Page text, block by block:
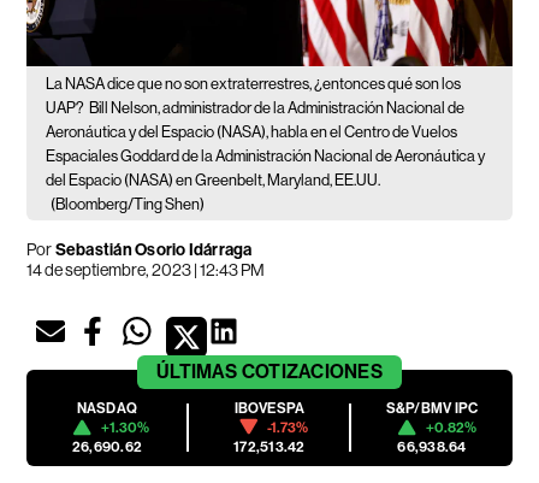
La NASA dice que no son extraterrestres, ¿entonces qué son los
UAP? Bill Nelson, administrador de la Administración Nacional de
Aeronáutica y del Espacio (NASA), habla en el Centro de Vuelos
Espaciales Goddard de la Administración Nacional de Aeronáutica y
del Espacio (NASA) en Greenbelt, Maryland, EE.UU.
(Bloomberg/Ting Shen)
PorSebastián Osorio Idárraga
14 de septiembre, 2023 | 12:43 PM
ÚLTIMAS COTIZACIONES
NASDAQ
+1.30%
26,690.62
IBOVESPA
-1.73%
172,513.42
S&P/BMV IPC
+0.82%
66,938.64